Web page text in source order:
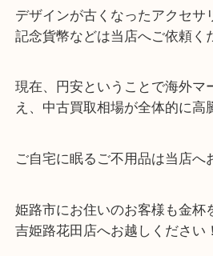
姫路市のお客様より金杯を